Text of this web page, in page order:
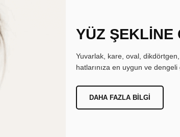
YÜZ ŞEKLİNE
Yuvarlak, kare, oval,
hatlarınıza en uygun ve
DAHA FAZLA BILGI